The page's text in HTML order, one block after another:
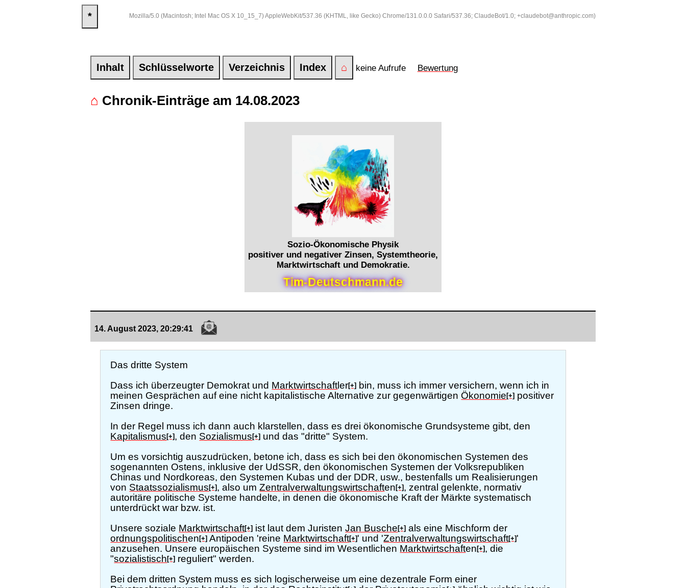
* Mozilla/5.0 (Macintosh; Intel Mac OS X 10_15_7) AppleWebKit/537.36 (KHTML, like Gecko) Chrome/131.0.0.0 Safari/537.36; ClaudeBot/1.0; +claudebot@anthropic.com)
Inhalt Schlüsselworte Verzeichnis Index ⌂ keine Aufrufe Bewertung
⌂ Chronik-Einträge am 14.08.2023
Sozio-Ökonomische Physik
positiver und negativer Zinsen, Systemtheorie,
Marktwirtschaft und Demokratie.
Tim-Deutschmann.de
14. August 2023, 20:29:41
Das dritte System
Dass ich überzeugter Demokrat und Marktwirtschaftler[+]
bin, muss ich immer versichern, wenn ich in
meinen Gesprächen auf eine nicht kapitalistische Alternative zur gegenwärtigen Ökonomie[+] positiver
Zinsen dringe.
In der Regel muss ich dann auch klarstellen, dass es drei ökonomische Grundsysteme gibt, den
Kapitalismus[+] , den Sozialismus[+] und das "dritte" System.
Um es vorsichtig auszudrücken, betone ich, dass es sich bei den ökonomischen Systemen des
sogenannten Ostens, inklusive der UdSSR, den ökonomischen Systemen der Volksrepubliken
Chinas und Nordkoreas, den Systemen Kubas und der DDR, usw., bestenfalls um Realisierungen
von Staatssozialismus[+] , also umZentralverwaltungswirtschaften[+] , zentral gelenkte, normativ
autoritäre politische Systeme handelte, in denen die ökonomische Kraft der Märkte systematisch
unterdrückt war bzw. ist.
Unsere soziale Marktwirtschaft[+] ist laut dem JuristenJan Busche[+] als eine Mischform der
ordnungspolitischen[+] Antipoden 'reine Marktwirtschaft[+] ' und 'Zentralverwaltungswirtschaft[+] '
anzusehen. Unsere europäischen Systeme sind im Wesentlichen Marktwirtschaften[+] , die
"sozialistisch[+] reguliert" werden.
Bei dem dritten System muss es sich logischerweise um eine dezentrale Form einer